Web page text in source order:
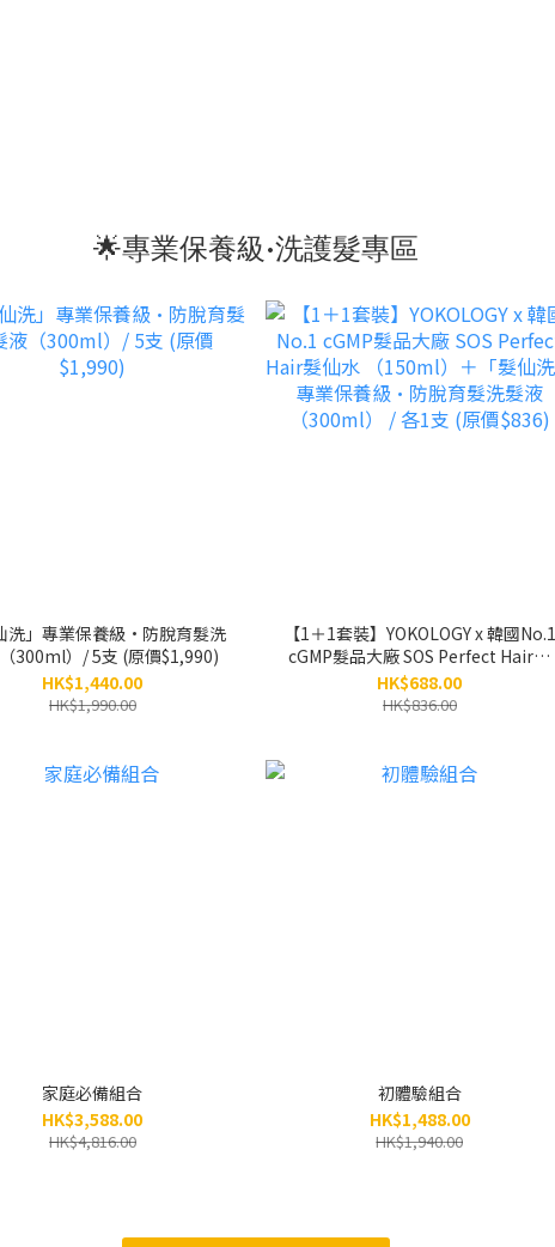
🌟專業保養級•洗護髮專區
洗」專業保養級•防脫育髮洗
髮液（300ml）/ 5支 (原價$1,990)
HK$1,440.00
HK$1,990.00
【1＋1套裝】YOKOLOGY x 韓國No.1
cGMP髮品大廠 SOS Perfect Hair髮
仙水 （150ml）＋「髮仙洗」專業保
養級•防脫育髮洗髮液（300ml） /
HK$688.00
HK$836.00
家庭必備組合
HK$3,588.00
HK$4,816.00
初體驗組合
HK$1,488.00
HK$1,940.00